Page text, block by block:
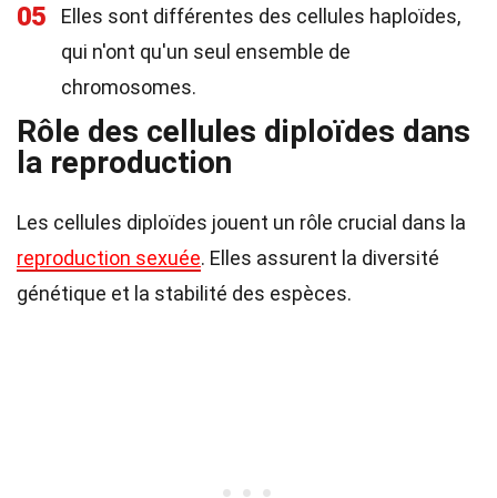
05
Elles sont différentes des cellules haploïdes,
qui n'ont qu'un seul ensemble de
chromosomes.
Rôle des cellules diploïdes dans
la reproduction
Les cellules diploïdes jouent un rôle crucial dans la
reproduction sexuée. Elles assurent la diversité
génétique et la stabilité des espèces.